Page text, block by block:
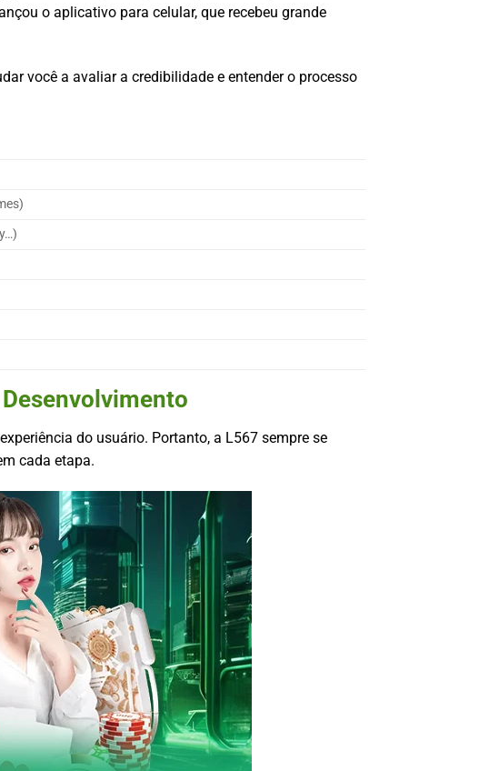
o aplicativo para celular, que recebeu grande
você a avaliar a credibilidade e entender o processo
do usuário. Portanto, a L567 sempre se
cada etapa.